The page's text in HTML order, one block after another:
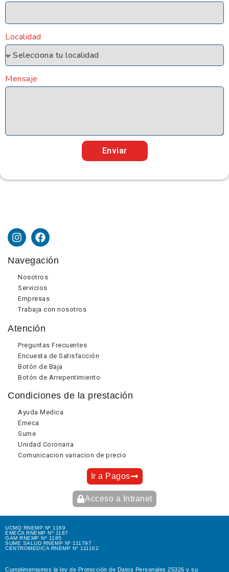
Localidad
Mensaje
Enviar
Navegación
Nosotros
Servicios
Empresas
Trabaja con nosotros
Atención
Preguntas Frecuentes
Encuesta de Satisfacción
Botón de Baja
Botón de Arrepentimiento
Condiciones de la prestación
Ayuda Medica
Emeca
Sume
Unidad Coronaria
Comunicacion variacion de precio
Ir a Pagos
Acceso a Intranet
UCMQ RNEMP Nº 1189
EMECA RNEMP Nº 1187
GAM RNEMP Nº 1185
SUME SALUD RNEMP Nº 111797
CENTROMEDICA RNEMP N° 111162
Cumplimentamos la ley de Protección de Datos Personales 25326 y su